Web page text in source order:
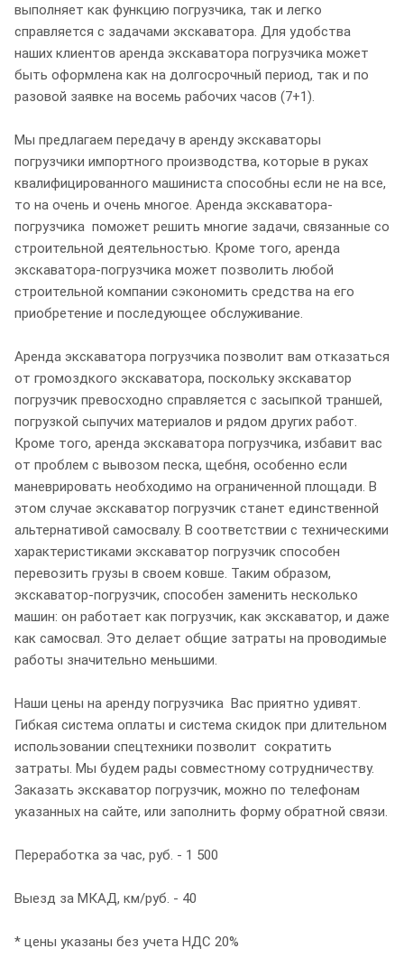
выполняет как функцию погрузчика, так и легко
справляется с задачами экскаватора. Для удобства
наших клиентов аренда экскаватора погрузчика может
быть оформлена как на долгосрочный период, так и по
разовой заявке на восемь рабочих часов (7+1).
Мы предлагаем передачу в аренду экскаваторы
погрузчики импортного производства, которые в руках
квалифицированного машиниста способны если не на все,
то на очень и очень многое. Аренда экскаватора-
погрузчика поможет решить многие задачи, связанные со
строительной деятельностью. Кроме того, аренда
экскаватора-погрузчика может позволить любой
строительной компании сэкономить средства на его
приобретение и последующее обслуживание.
Аренда экскаватора погрузчика позволит вам отказаться
от громоздкого экскаватора, поскольку экскаватор
погрузчик превосходно справляется с засыпкой траншей,
погрузкой сыпучих материалов и рядом других работ.
Кроме того, аренда экскаватора погрузчика, избавит вас
от проблем с вывозом песка, щебня, особенно если
маневрировать необходимо на ограниченной площади. В
этом случае экскаватор погрузчик станет единственной
альтернативой самосвалу. В соответствии с техническими
характеристиками экскаватор погрузчик способен
перевозить грузы в своем ковше. Таким образом,
экскаватор-погрузчик, способен заменить несколько
машин: он работает как погрузчик, как экскаватор, и даже
как самосвал. Это делает общие затраты на проводимые
работы значительно меньшими.
Наши цены на аренду погрузчика Вас приятно удивят.
Гибкая система оплаты и система скидок при длительном
использовании спецтехники позволит сократить
затраты. Мы будем рады совместному сотрудничеству.
Заказать экскаватор погрузчик, можно по телефонам
указанных на сайте, или заполнить форму обратной связи.
Переработка за час, руб. - 1 500
Выезд за МКАД, км/руб. - 40
* цены указаны без учета НДС 20%